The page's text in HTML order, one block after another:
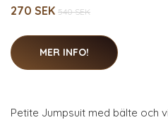
270 SEK 540 SEK
MER INFO!
Petite Jumpsuit med bälte och